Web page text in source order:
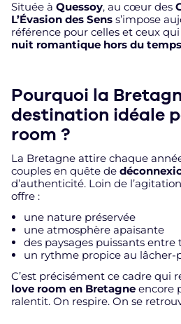
Située à Quessoy, au cœur des
L’Évasion des Sens s’impose
référence pour celles et ceux
nuit romantique hors du
Pourquoi la
destination idéale
room ?
La Bretagne attire chaque
couples en quête de
d’authenticité. Loin de
offre :
une nature préservée
une atmosphère apaisante
des paysages puissants
un rythme propice au lâcher-
C’est précisément ce cadre qui
love room en Bretagne encore
ralentit. On respire. On se